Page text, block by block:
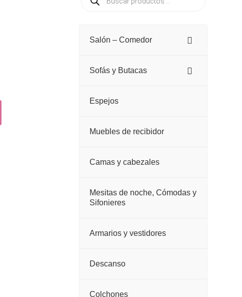
Salón – Comedor
Sofás y Butacas
Espejos
Muebles de recibidor
Camas y cabezales
Mesitas de noche, Cómodas y
Sifonieres
Armarios y vestidores
Descanso
Colchones